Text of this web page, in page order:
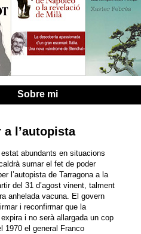
Sobre mi
l’autopista
abundants en situacions
sumar el fet de poder
l’autopista de Tarragona a la
del 31 d’agost vinent, talment
anhelada vacuna. El govern
i reconfirmar que la
i no serà allargada un cop
1970 el general Franco